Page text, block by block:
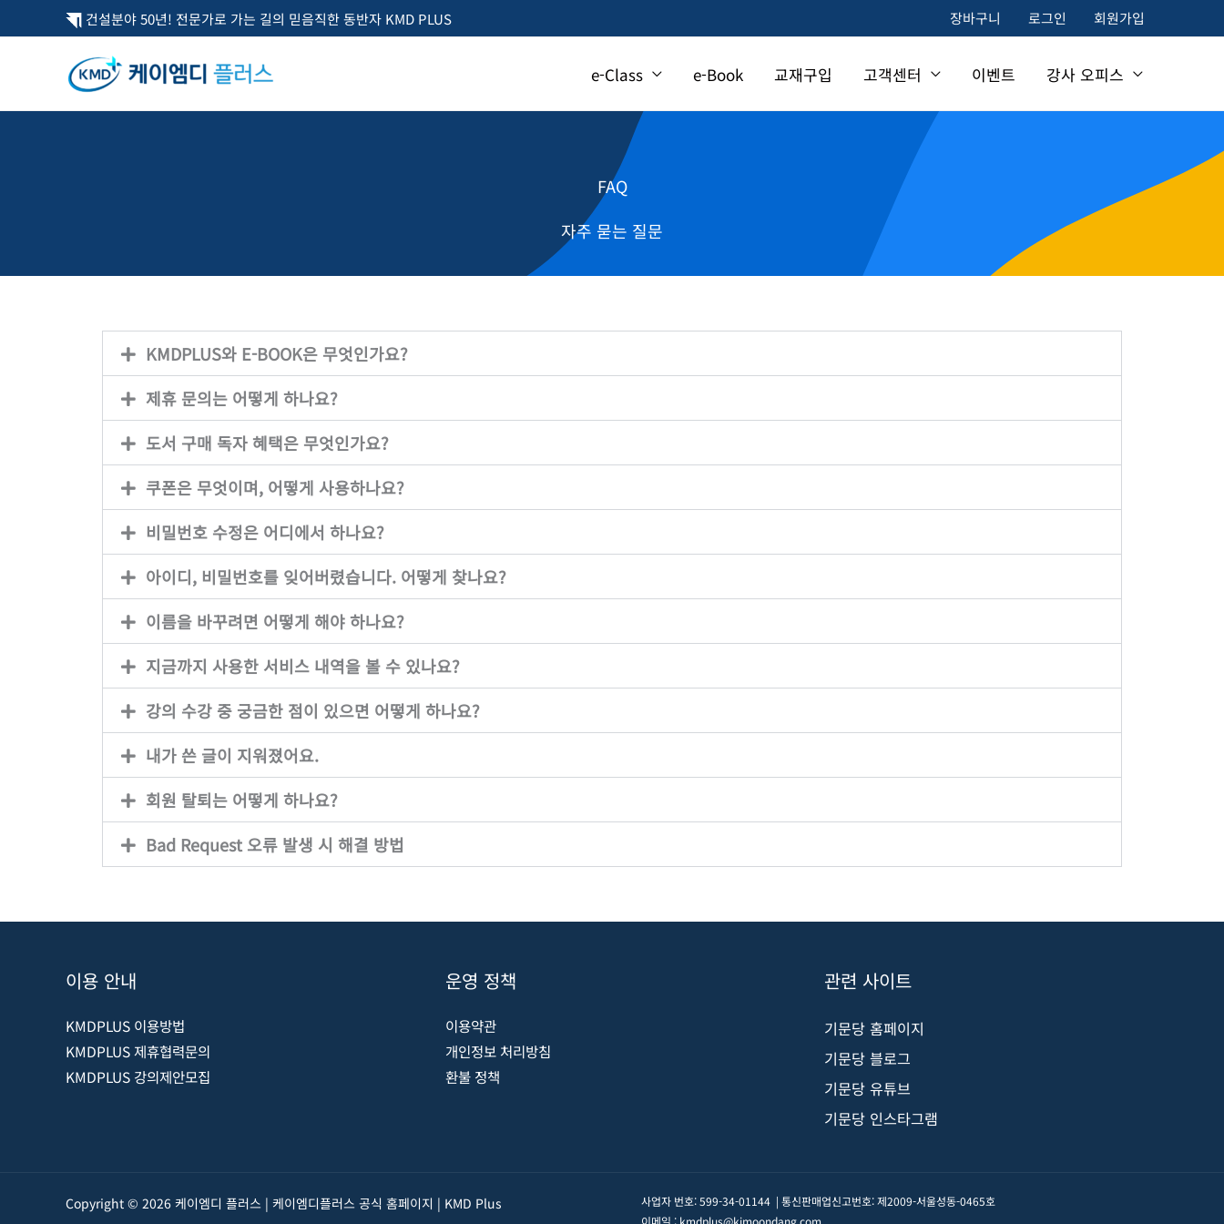
텐
건설분야 50년! 전문가로 가는 길의 믿음직한 동반자 KMD PLUS 장바구니 로그인 회원가입
e-Class e-Book 교재구입 고객센터 이벤트 강사 오피스
FAQ
자주 묻는 질문
KMDPLUS와 E-BOOK은 무엇인가요?
제휴 문의는 어떻게 하나요?
도서 구매 독자 혜택은 무엇인가요?
쿠폰은 무엇이며, 어떻게 사용하나요?
비밀번호 수정은 어디에서 하나요?
아이디, 비밀번호를 잊어버렸습니다. 어떻게 찾나요?
이름을 바꾸려면 어떻게 해야 하나요?
지금까지 사용한 서비스 내역을 볼 수 있나요?
강의 수강 중 궁금한 점이 있으면 어떻게 하나요?
내가 쓴 글이 지워졌어요.
회원 탈퇴는 어떻게 하나요?
Bad Request 오류 발생 시 해결 방법
이용 안내
KMDPLUS 이용방법
KMDPLUS 제휴협력문의
KMDPLUS 강의제안모집
운영 정책
이용약관
개인정보 처리방침
환불 정책
관련 사이트
기문당 홈페이지
기문당 블로그
기문당 유튜브
기문당 인스타그램
Copyright © 2026 케이엠디 플러스 | 케이엠디플러스 공식 홈페이지 | KMD Plus
사업자 번호: 599-34-01144 | 통신판매업신고번호: 제2009-서울성동-0465호
이메일 : kmdplus@kimoondang.com